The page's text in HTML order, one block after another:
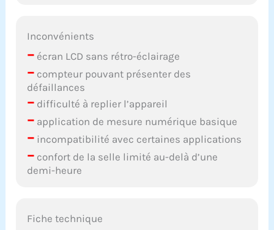
Inconvénients
– écran LCD sans rétro-éclairage
– compteur pouvant présenter des
défaillances
– difficulté à replier l’appareil
– application de mesure numérique basique
– incompatibilité avec certaines applications
– confort de la selle limité au-delà d’une
demi-heure
Fiche technique